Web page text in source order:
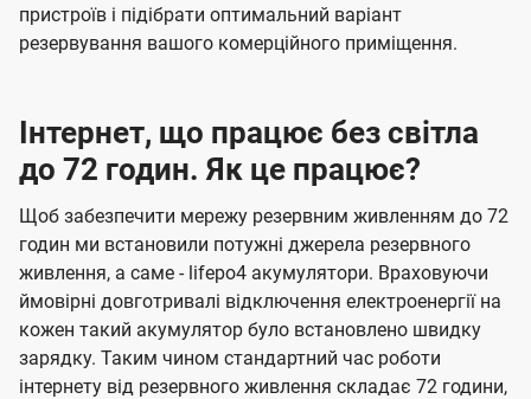
пристроїв і підібрати оптимальний варіант
резервування вашого комерційного приміщення.
Інтернет, що працює без світла
до 72 годин. Як це працює?
Щоб забезпечити мережу резервним живленням до 72
годин ми встановили потужні джерела резервного
живлення, а саме - lifepo4 акумулятори. Враховуючи
ймовірні довготривалі відключення електроенергії на
кожен такий акумулятор було встановлено швидку
зарядку. Таким чином стандартний час роботи
інтернету від резервного живлення складає 72 години,